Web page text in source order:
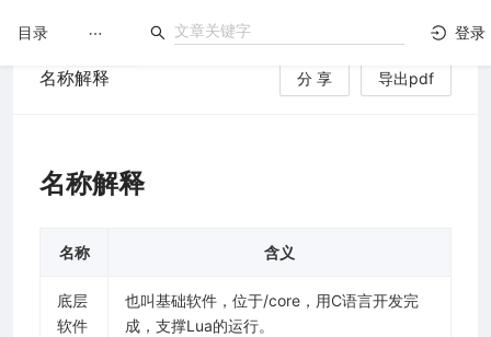
登录
目录
名称解释 分 享 导出pdf
名称解释
名称 含义
底层
软件
也叫基础软件，位于/core，用C语言开发完
成，支撑Lua的运行。